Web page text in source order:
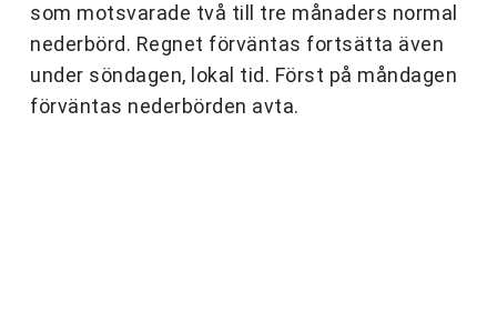
som motsvarade två till tre månaders normal
nederbörd. Regnet förväntas fortsätta även
under söndagen, lokal tid. Först på måndagen
förväntas nederbörden avta.